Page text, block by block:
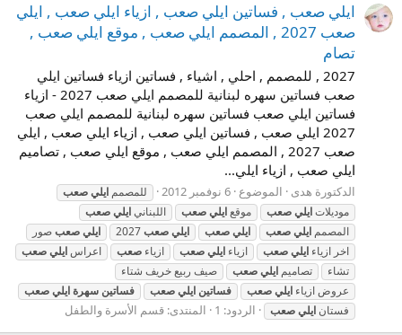
ايلي صعب , فساتين ايلي صعب , ازياء ايلي صعب , ايلي
صعب 2027 , المصمم ايلي صعب , موقع ايلي صعب ,
تصام
2027 , للمصمم , احلي , اشياء , فساتين ازياء فساتين ايلي
صعب فساتين سهره لبنانية للمصمم ايلي صعب 2027 - ازياء
فساتين ايلي صعب فساتين سهره لبنانية للمصمم ايلي صعب
2027 ايلي صعب , فساتين ايلي صعب , ازياء ايلي صعب , ايلي
صعب 2027 , المصمم ايلي صعب , موقع ايلي صعب , تصاميم
ايلي صعب , ازياء ايلي...
الدكتورة هدى الموضوع 6 نوفمبر 2012 للمصمم ايليصعب
موديلاتايليصعب موقعايليصعب اللبنانيايليصعب
المصمم ايليصعب ايليصعب ايليصعب ايليصعبصور
اخر ازياء ايليصعب ازياء ايليصعب ازياء صعب اعراس ايليصعب
تشاء
تصاميم ايليصعب
صيف ربيع خريف شتاء
عروض ازياء ايليصعب فساتين ايليصعب فساتين سهرةايليصعب
فستان ايليصعب الردود: 1 المنتدى: قسم الأسرة والطفل